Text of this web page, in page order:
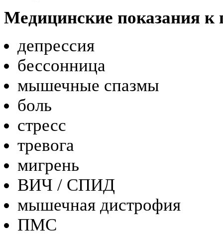
Медицинские показания
депрессия
бессонница
мышечные спазмы
боль
стресс
тревога
мигрень
ВИЧ / СПИД
мышечная дистрофия
ПМС